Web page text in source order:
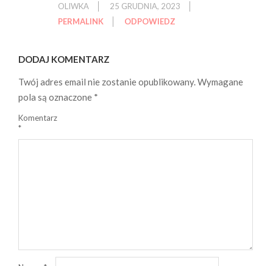
OLIWKA
25 GRUDNIA, 2023
PERMALINK
ODPOWIEDZ
DODAJ KOMENTARZ
Twój adres email nie zostanie opublikowany.Wymagane
pola są oznaczone *
Komentarz
*